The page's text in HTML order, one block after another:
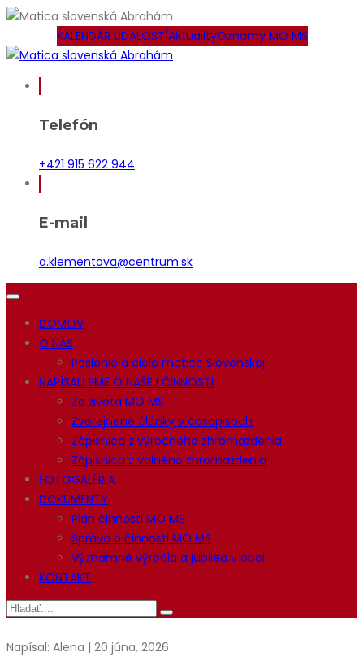
KALENDÁR UDALOSTÍAktualityOznamy MO MS
Telefón
+421 915 622 944
E-mail
a.klementova@centrum.sk
DOMOV
O NÁS
Poslanie a ciele matice Slovenskej
NAPÍSALI SME O NAŠEJ ČINNOSTI
Zo života MO MS
Zverejnené články v časopisoch
Zápisnica z výročného zhromaždenia
Zápisnica z valného zhromaždenia
FOTOGALÉRIA
DOKUMENTY
Plán činnosti MO MS
Správa o činnosti MO MS
Významné výročia a jubilea v obci
KONTAKT
Napísal: Alena | 20 júna, 2026